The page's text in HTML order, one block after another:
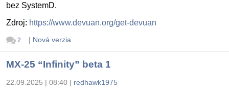
bez SystemD.
Zdroj: https://www.devuan.org/get-devuan
2 | Nová verzia
MX-25 “Infinity” beta 1
22.09.2025 | 08:40 | redhawk1975